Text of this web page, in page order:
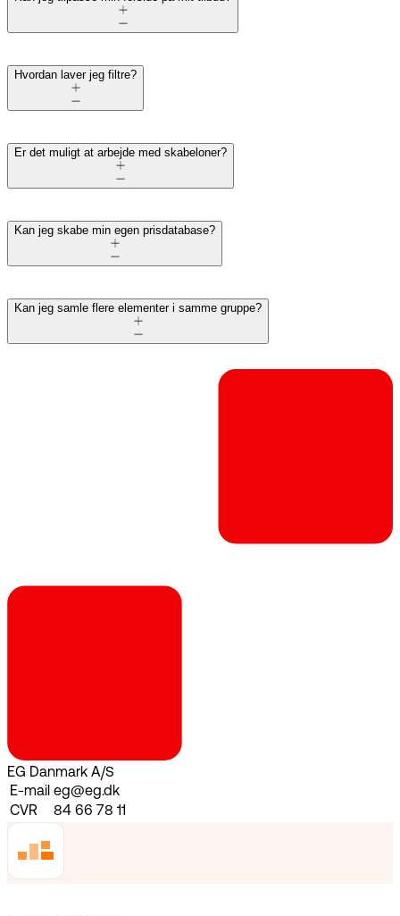
Hvordan laver jeg filtre?
Er det muligt at arbejde med skabeloner?
Kan jeg skabe min egen prisdatabase?
Kan jeg samle flere elementer i samme gruppe?
EG Danmark A/S
E-mail eg@eg.dk
CVR
84 66 78 11